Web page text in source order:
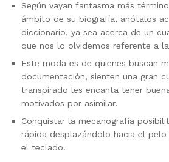
Según vayan fantasma más
ámbito de su biografía, anótalos
diccionario, ya sea acerca de un
que nos lo olvidemos referente a
Este moda es de quienes buscan
documentación, sienten una gran
transpirado les encanta tener
motivados por asimilar.
Conquistar la mecanografia
rápida desplazándolo hacia el
el teclado.